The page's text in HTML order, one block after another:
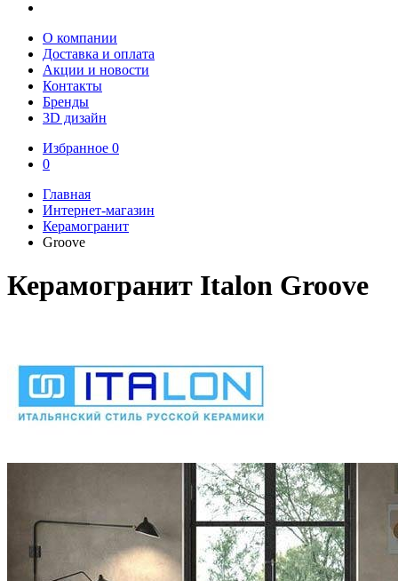
О компании
Доставка и оплата
Акции и новости
Контакты
Бренды
3D дизайн
Избранное 0
0
Главная
Интернет-магазин
Керамогранит
Groove
Керамогранит Italon Groove